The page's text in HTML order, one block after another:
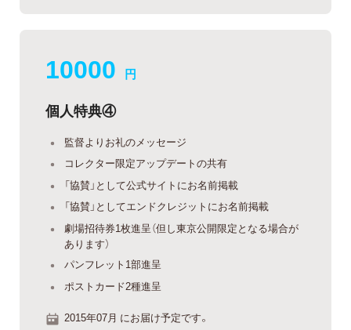
10000 円
個人特典④
監督よりお礼のメッセージ
コレクター限定アップデートの共有
「協賛」として公式サイトにお名前掲載
「協賛」としてエンドクレジットにお名前掲載
劇場招待券1枚進呈（但し東京公開限定となる場合が
あります）
パンフレット1部進呈
ポストカード2種進呈
2015年07月 にお届け予定です。